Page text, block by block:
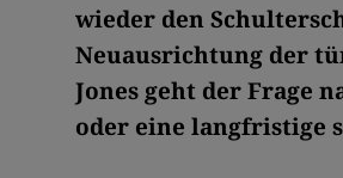
wieder den
Neuausrichtung der
Jones geht der Frage
oder eine langfristige